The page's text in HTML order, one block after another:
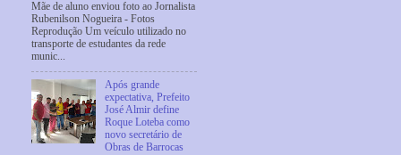
Mãe de aluno enviou foto ao Jornalista
Rubenilson Nogueira - Fotos
Reprodução Um veículo utilizado no
transporte de estudantes da rede
munic...
Após grande
expectativa, Prefeito
José Almir define
Roque Loteba como
novo secretário de
Obras de Barrocas